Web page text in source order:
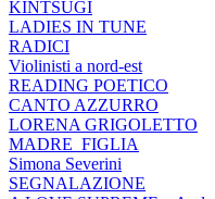
KINTSUGI
LADIES IN TUNE
RADICI
Violinisti a nord-est
READING POETICO
CANTO AZZURRO
LORENA GRIGOLETTO
MADRE_FIGLIA
Simona Severini
SEGNALAZIONE